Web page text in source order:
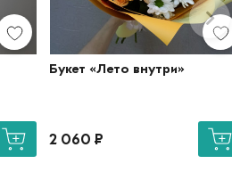
Букет «Лето внутри»
2 060₽